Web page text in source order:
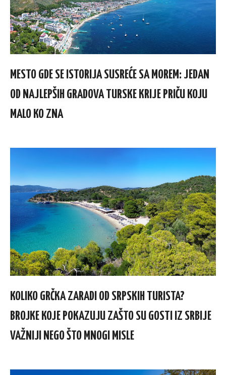
MESTO GDE SE ISTORIJA SUSREĆE SA MOREM: JEDAN
OD NAJLEPŠIH GRADOVA TURSKE KRIJE PRIČU KOJU
MALO KO ZNA
KOLIKO GRČKA ZARADI OD SRPSKIH TURISTA?
BROJKE KOJE POKAZUJU ZAŠTO SU GOSTI IZ SRBIJE
VAŽNIJI NEGO ŠTO MNOGI MISLE